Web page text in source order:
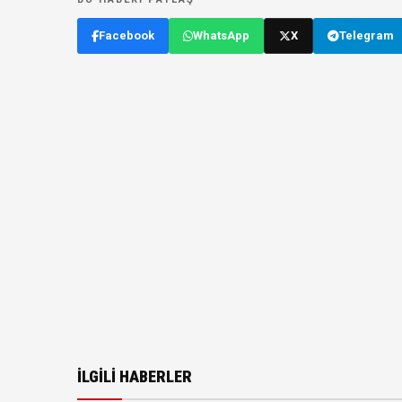
Facebook WhatsApp X Telegram
İLGILI HABERLER